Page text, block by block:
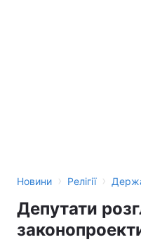
Новини › Релігії ›
Депутати